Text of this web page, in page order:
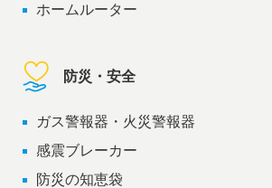
ホームルーター
防災・安全
ガス警報器・火災警報器
感震ブレーカー
防災の知恵袋